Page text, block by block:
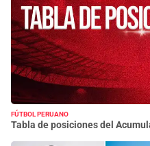
FÚTBOL PERUANO
Tabla de posiciones del